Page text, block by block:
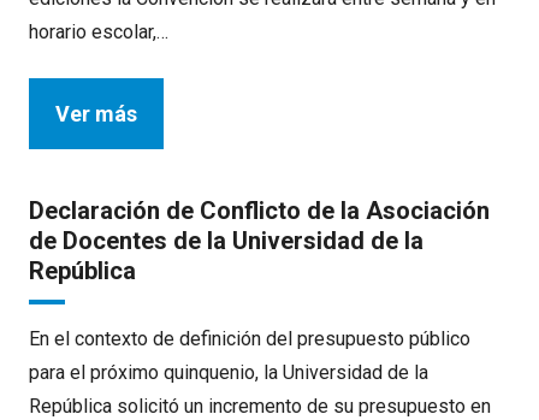
horario escolar,…
Ver más
Declaración de Conflicto de la Asociación
de Docentes de la Universidad de la
República
En el contexto de definición del presupuesto público
para el próximo quinquenio, la Universidad de la
República solicitó un incremento de su presupuesto en